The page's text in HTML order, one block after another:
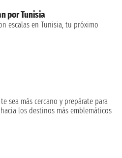
por Tunisia
escalas en Tunisia, tu próximo
sea más cercano y prepárate para
los destinos más emblemáticos